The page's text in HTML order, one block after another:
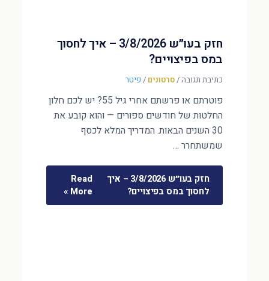
חזק בעו״ש 3/8/2026 – איך לחסוך
במס בפיצויים?
כתיבת תגובה/סרטונים / פיטר
פוטרתם או פרשתם אחרי גיל 55? יש לכם חלון
החלטות של חודשים ספורים — והוא קובע את
30 השנים הבאות. המדריך המלא לכסף
שמשתחרר …
חזק בעו״ש 3/8/2026 – איך
לחסוך במס בפיצויים?
Read
More »